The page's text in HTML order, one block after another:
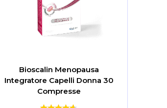
Bioscalin Menopausa
Integratore Capelli Donna 30
Compresse